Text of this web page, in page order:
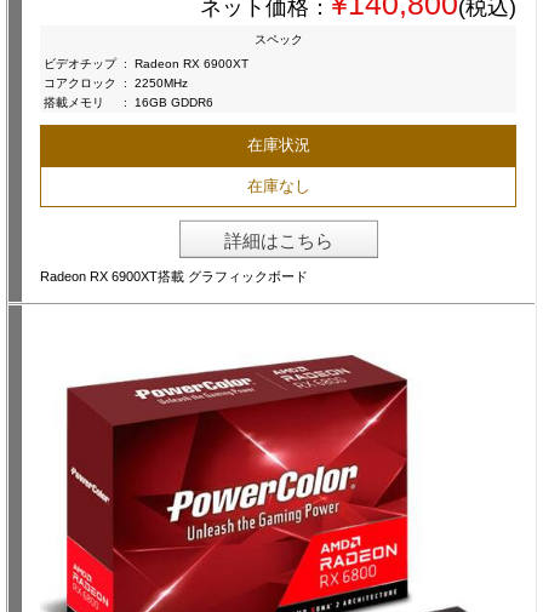
ネット価格： (税込)
スペック
ビデオチップ :
Radeon RX 6900XT
コアクロック
:
2250MHz
搭載メモリ
: 16GB GDDR6
在庫状況
在庫なし
詳細はこちら
Radeon RX 6900XT搭載 グラフィックボード